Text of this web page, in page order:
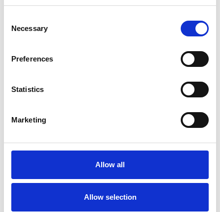
Selection
Necessary
Preferences
Statistics
Marketing
Allow all
Allow selection
La Škoda avvia la produzione del suo SUV Peaq
Repubblica Ceca